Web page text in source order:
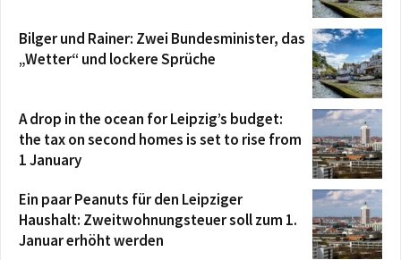
Bilger und Rainer: Zwei Bundesminister, das
„Wetter“ und lockere Sprüche
A drop in the ocean for Leipzig’s budget:
the tax on second homes is set to rise from
1 January
Ein paar Peanuts für den Leipziger
Haushalt: Zweitwohnungsteuer soll zum 1.
Januar erhöht werden